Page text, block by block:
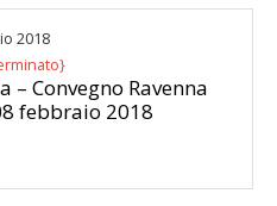
2018
– Convegno Ravenna
febbraio 2018